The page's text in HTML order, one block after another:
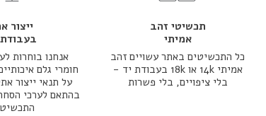
תכשיטי זהב
אמיתי
כל התכשיטים באתר עשויים זהב
אמיתי 14k או 18k בעבודת יד -
בלי ציפויים, בלי פשרות
ייצור
אנחנו בוחרות
חומרי גלם
על תנאי ייצור
בהתאם לערכי